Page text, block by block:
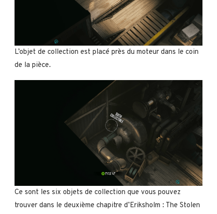
L’objet de collection est placé près du moteur dans le coin
de la pièce.
Ce sont les six objets de collection que vous pouvez
trouver dans le deuxième chapitre d’Eriksholm : The Stolen